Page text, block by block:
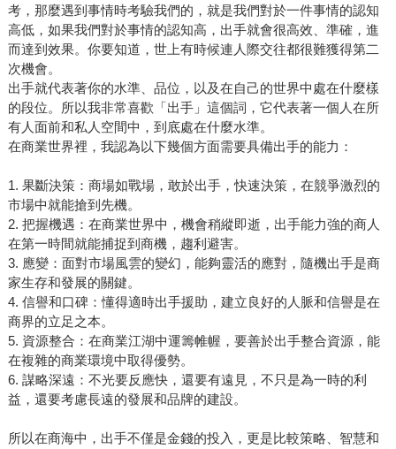
考，那麼遇到事情時考驗我們的，就是我們對於一件事情的認知
高低，如果我們對於事情的認知高，出手就會很高效、準確，進
而達到效果。你要知道，世上有時候連人際交往都很難獲得第二
次機會。
出手就代表著你的水準、品位，以及在自己的世界中處在什麼樣
的段位。所以我非常喜歡「出手」這個詞，它代表著一個人在所
有人面前和私人空間中，到底處在什麼水準。
在商業世界裡，我認為以下幾個方面需要具備出手的能力：
1. 果斷決策：商場如戰場，敢於出手，快速決策，在競爭激烈的
市場中就能搶到先機。
2. 把握機遇：在商業世界中，機會稍縱即逝，出手能力強的商人
在第一時間就能捕捉到商機，趨利避害。
3. 應變：面對市場風雲的變幻，能夠靈活的應對，隨機出手是商
家生存和發展的關鍵。
4. 信譽和口碑：懂得適時出手援助，建立良好的人脈和信譽是在
商界的立足之本。
5. 資源整合：在商業江湖中運籌帷幄，要善於出手整合資源，能
在複雜的商業環境中取得優勢。
6. 謀略深遠：不光要反應快，還要有遠見，不只是為一時的利
益，還要考慮長遠的發展和品牌的建設。
所以在商海中，出手不僅是金錢的投入，更是比較策略、智慧和